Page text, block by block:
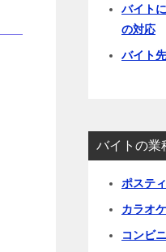
バイト
の対応
バイト
バイトの業
ポステ
カラオ
コンビ